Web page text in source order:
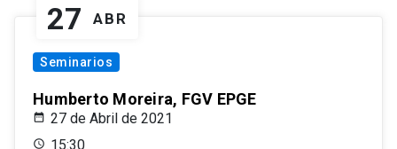
27 ABR
Seminarios
Humberto Moreira, FGV EPGE
27 de Abril de 2021
15:30